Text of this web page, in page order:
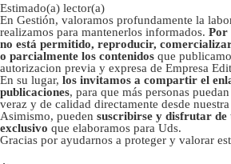
Estimado(a) lector(a)
En Gestión, valoramos profundamente la
realizamos para mantenerlos informados. Por
no está permitido, reproducir,
o parcialmente los contenidos que
autorizacion previa y expresa de Empresa
En su lugar, los invitamos a compartir el
publicaciones, para que más personas
veraz y de calidad directamente desde
Asimismo, pueden suscribirse y disfrutar de
exclusivo que elaboramos para Uds.
Gracias por ayudarnos a proteger y valorar